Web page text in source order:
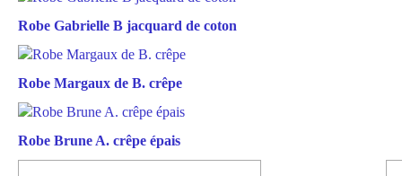
Robe Gabrielle B jacquard de coton
Robe Margaux de B. crêpe
Robe Brune A. crêpe épais